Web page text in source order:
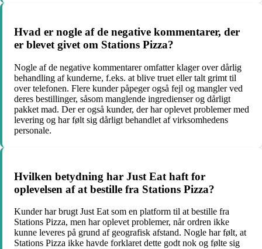
Hvad er nogle af de negative kommentarer, der
er blevet givet om Stations Pizza?
Nogle af de negative kommentarer omfatter klager over dårlig
behandling af kunderne, f.eks. at blive truet eller talt grimt til
over telefonen. Flere kunder påpeger også fejl og mangler ved
deres bestillinger, såsom manglende ingredienser og dårligt
pakket mad. Der er også kunder, der har oplevet problemer med
levering og har følt sig dårligt behandlet af virksomhedens
personale.
Hvilken betydning har Just Eat haft for
oplevelsen af at bestille fra Stations Pizza?
Kunder har brugt Just Eat som en platform til at bestille fra
Stations Pizza, men har oplevet problemer, når ordren ikke
kunne leveres på grund af geografisk afstand. Nogle har følt, at
Stations Pizza ikke havde forklaret dette godt nok og følte sig